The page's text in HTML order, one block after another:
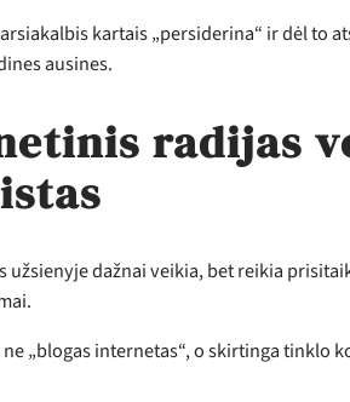
kartais „persiderina“ ir dėl to
ausines.
radijas
užsienyje dažnai veikia, bet reikia
„blogas internetas“, o skirtinga tinklo